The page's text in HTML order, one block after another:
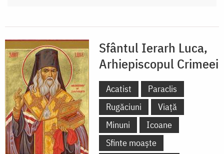
Sfântul Ierarh Luca,
Arhiepiscopul Crimeei
Acatist
Paraclis
Rugăciuni
Viață
Minuni
Icoane
Sfinte moaște